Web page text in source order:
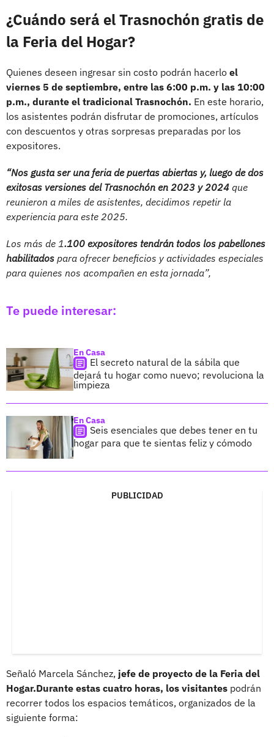
¿Cuándo será el Trasnochón gratis de
la Feria del Hogar?
Quienes deseen ingresar sin costo podrán hacerlo el
viernes 5 de septiembre, entre las 6:00 p.m. y las 10:00
p.m., durante el tradicional Trasnochón. En este horario,
los asistentes podrán disfrutar de promociones, artículos
con descuentos y otras sorpresas preparadas por los
expositores.
“Nos gusta ser una feria de puertas abiertas y, luego de dos
exitosas versiones del Trasnochón en 2023 y 2024 que
reunieron a miles de asistentes, decidimos repetir la
experiencia para este 2025.
Los más de 1.100 expositores tendrán todos los pabellones
habilitados para ofrecer beneficios y actividades especiales
para quienes nos acompañen en esta jornada”,
Te puede interesar:
En Casa
El secreto natural de la sábila que
dejará tu hogar como nuevo; revoluciona la
limpieza
En Casa
Seis esenciales que debes tener en tu
hogar para que te sientas feliz y cómodo
PUBLICIDAD
Señaló Marcela Sánchez, jefe de proyecto de la Feria del
Hogar.Durante estas cuatro horas, los visitantes podrán
recorrer todos los espacios temáticos, organizados de la
siguiente forma: